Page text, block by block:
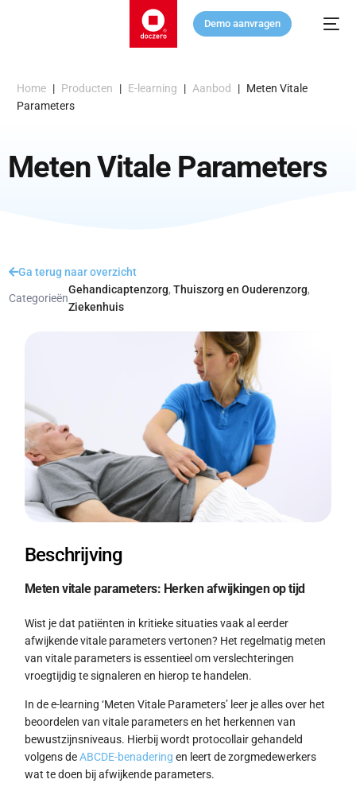
Demo aanvragen
Home | Producten | E-learning | Aanbod | Meten Vitale
Parameters
Meten Vitale Parameters
Ga terug naar overzicht
Categorieën
Gehandicaptenzorg,Thuiszorg en Ouderenzorg,
Ziekenhuis
Beschrijving
Meten vitale parameters: Herken afwijkingen op tijd
Wist je dat patiënten in kritieke situaties vaak al eerder
afwijkende vitale parameters vertonen? Het regelmatig meten
van vitale parameters is essentieel om verslechteringen
vroegtijdig te signaleren en hierop te handelen.
In de e-learning ‘Meten Vitale Parameters’ leer je alles over het
beoordelen van vitale parameters en het herkennen van
bewustzijnsniveaus. Hierbij wordt protocollair gehandeld
volgens deABCDE-benadering en leert de zorgmedewerkers
wat te doen bij afwijkende parameters.